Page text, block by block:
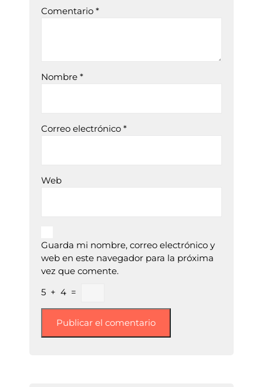
Comentario *
Nombre *
Correo electrónico *
Web
Guarda mi nombre, correo electrónico y
web en este navegador para la próxima
vez que comente.
5 + 4 =